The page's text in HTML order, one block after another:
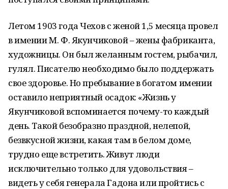
Летом 1903 года Чехов с женой 1,5 месяца провел
в имении М. Ф. Якунчиковой – жены фабриканта,
художницы. Он был желанным гостем, рыбачил,
гулял. Писателю необходимо было поддержать
свое здоровье. Но пребывание в богатом имении
оставило неприятный осадок: «Жизнь у
Якунчиковой вспоминается почему-то каждый
день. Такой безобразно праздной, нелепой,
безвкусной жизни, какая там в белом доме,
трудно еще встретить. Живут люди
исключительно только для удовольствия –
видеть у себя генерала Гадона или пройтись с